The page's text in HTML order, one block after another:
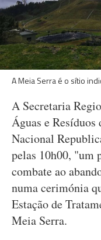
A Meia Serra é o sítio
A Secretaria
Águas e
Nacional
pelas 10h00, "um
combate ao
numa cerimónia
Estação de
Meia Serra.